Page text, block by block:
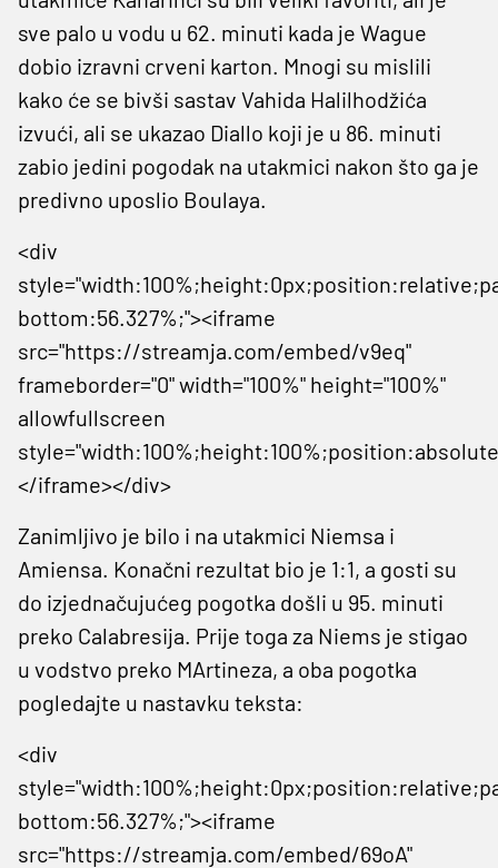
sve palo u vodu u 62. minuti kada je Wague
dobio izravni crveni karton. Mnogi su mislili
kako će se bivši sastav Vahida Halilhodžića
izvući, ali se ukazao Diallo koji je u 86. minuti
zabio jedini pogodak na utakmici nakon što ga je
predivno uposlio Boulaya.
<div
bottom:56.327%;"><iframe
src="https://streamja.com/embed/v9eq"
frameborder="0" width="100%" height="100%"
allowfullscreen
</iframe></div>
Zanimljivo je bilo i na utakmici Niemsa i
Amiensa. Konačni rezultat bio je 1:1, a gosti su
do izjednačujućeg pogotka došli u 95. minuti
preko Calabresija. Prije toga za Niems je stigao
u vodstvo preko MArtineza, a oba pogotka
pogledajte u nastavku teksta:
<div
bottom:56.327%;"><iframe
src="https://streamja.com/embed/69oA"